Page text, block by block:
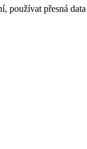
používat přesná data